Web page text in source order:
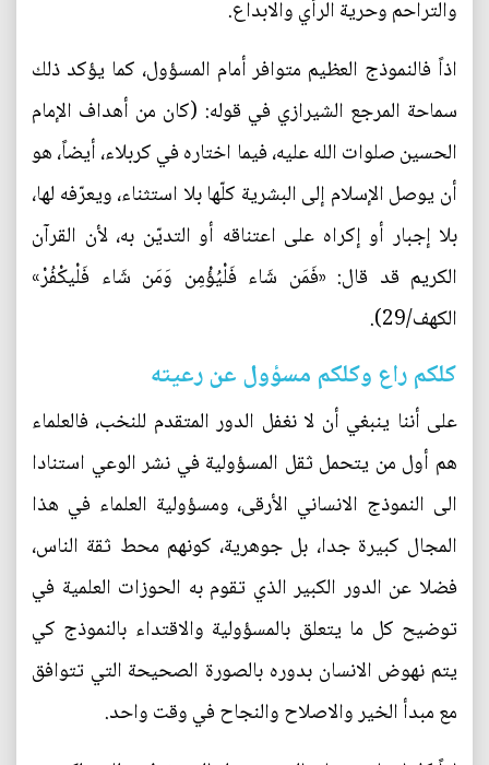
والتراحم وحرية الرأي والابداع.
اذاً فالنموذج العظيم متوافر أمام المسؤول، كما يؤكد ذلك
سماحة المرجع الشيرازي في قوله: (كان من أهداف الإمام
الحسين صلوات الله عليه، فيما اختاره في كربلاء، أيضاً، هو
أن يوصل الإسلام إلى البشرية كلّها بلا استثناء، ويعرّفه لها،
بلا إجبار أو إكراه على اعتناقه أو التديّن به، لأن القرآن
الكريم قد قال: «فَمَن شَاء فَلْيُؤْمِن وَمَن شَاء فَلْيكْفُرْ»
الكهف/29).
كلكم راع وكلكم مسؤول عن رعيته
على أننا ينبغي أن لا نغفل الدور المتقدم للنخب، فالعلماء
هم أول من يتحمل ثقل المسؤولية في نشر الوعي استنادا
الى النموذج الانساني الأرقى، ومسؤولية العلماء في هذا
المجال كبيرة جدا، بل جوهرية، كونهم محط ثقة الناس،
فضلا عن الدور الكبير الذي تقوم به الحوزات العلمية في
توضيح كل ما يتعلق بالمسؤولية والاقتداء بالنموذج كي
يتم نهوض الانسان بدوره بالصورة الصحيحة التي تتوافق
مع مبدأ الخير والاصلاح والنجاح في وقت واحد.